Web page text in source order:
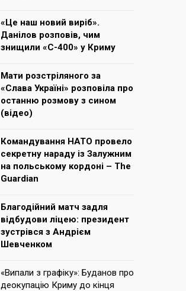
«Це наш новий виріб».
Данілов розповів, чим
знищили «С-400» у Криму
Мати розстріляного за
«Слава Україні» розповіла про
останню розмову з сином
(відео)
Командування НАТО провело
секретну нараду із Залужним
на польському кордоні – The
Guardian
Благодійний матч задля
відбудови ліцею: президент
зустрівся з Андрієм
Шевченком
«Випали з графіку»: Буданов про
деокупацію Криму до кінця